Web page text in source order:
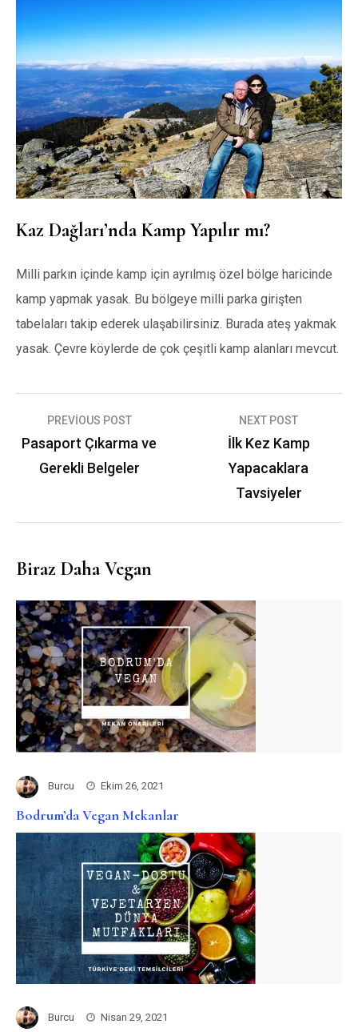
Kaz Dağları’nda Kamp Yapılır mı?
Milli parkın içinde kamp için ayrılmış özel bölge haricinde
kamp yapmak yasak. Bu bölgeye milli parka girişten
tabelaları takip ederek ulaşabilirsiniz. Burada ateş yakmak
yasak. Çevre köylerde de çok çeşitli kamp alanları mevcut.
gezinmesi
PREVIOUS POST
Pasaport Çıkarma ve
Gerekli Belgeler
NEXT POST
İlk Kez Kamp
Yapacaklara
Tavsiyeler
Biraz Daha Vegan
Burcu Ekim 26, 2021
Bodrum’da Vegan Mekanlar
Burcu Nisan 29, 2021